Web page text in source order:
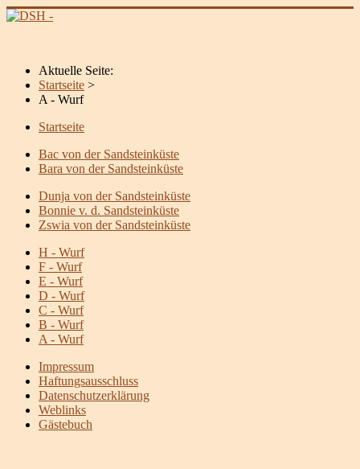
Aktuelle Seite:
Startseite >
A - Wurf
Startseite
Bac von der Sandsteinküste
Bara von der Sandsteinküste
Dunja von der Sandsteinküste
Bonnie v. d. Sandsteinküste
Zswia von der Sandsteinküste
H - Wurf
F - Wurf
E - Wurf
D - Wurf
C - Wurf
B - Wurf
A - Wurf
Impressum
Haftungsausschluss
Datenschutzerklärung
Weblinks
Gästebuch